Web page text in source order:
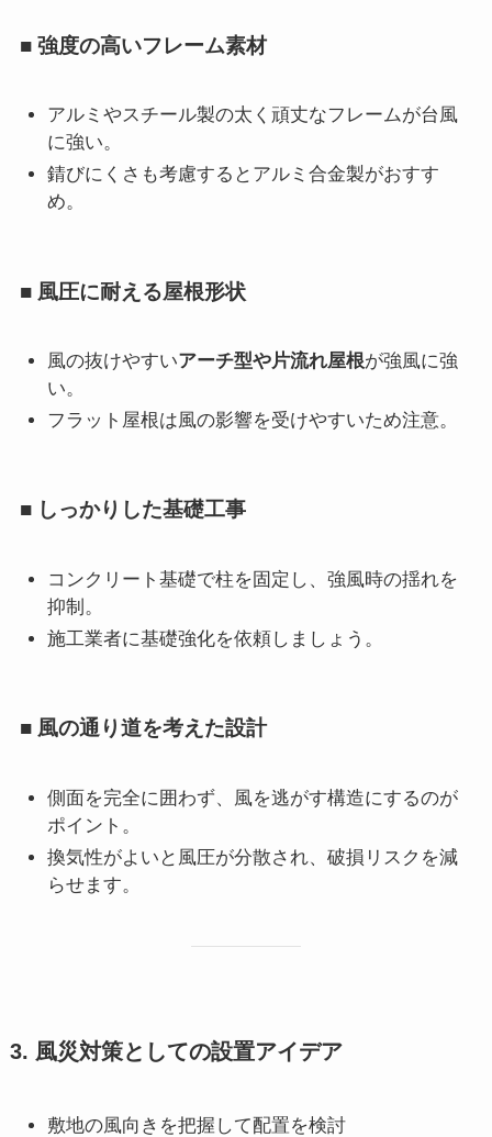
■ 強度の高いフレーム素材
アルミやスチール製の太く頑丈なフレームが台風
に強い。
錆びにくさも考慮するとアルミ合金製がおすす
め。
■ 風圧に耐える屋根形状
風の抜けやすいアーチ型や片流れ屋根が強風に強
い。
フラット屋根は風の影響を受けやすいため注意。
■ しっかりした基礎工事
コンクリート基礎で柱を固定し、強風時の揺れを
抑制。
施工業者に基礎強化を依頼しましょう。
■ 風の通り道を考えた設計
側面を完全に囲わず、風を逃がす構造にするのが
ポイント。
換気性がよいと風圧が分散され、破損リスクを減
らせます。
3. 風災対策としての設置アイデア
敷地の風向きを把握して配置を検討